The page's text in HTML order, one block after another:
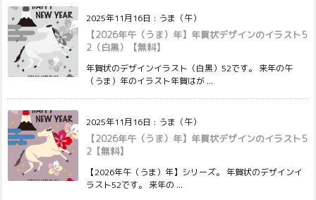
2025年11月16日 : うま（午）
【2026年午（うま）年】年賀状デザインのイラスト5
2（白黒）【無料】
年賀状のデザインイラスト（白黒）52です。 来年の午
（うま）年のイラスト年賀はが ...
2025年11月16日 : うま（午）
【2026年午（うま）年】年賀状デザインのイラスト5
2【無料】
【2026年午（うま）年】シリーズ。 年賀状のデザインイ
ラスト52です。 来年の ...